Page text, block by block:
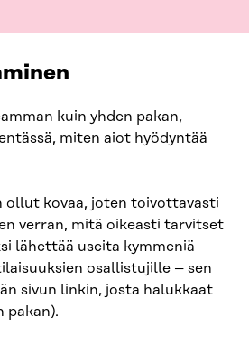
kuin yhden pakan,
miten aiot hyödyntää
ollut kovaa, joten toivottavasti
verran, mitä oikeasti tarvitset
lähettää useita kymmeniä
osallistujille – sen
sivun linkin, josta halukkaat
pakan).